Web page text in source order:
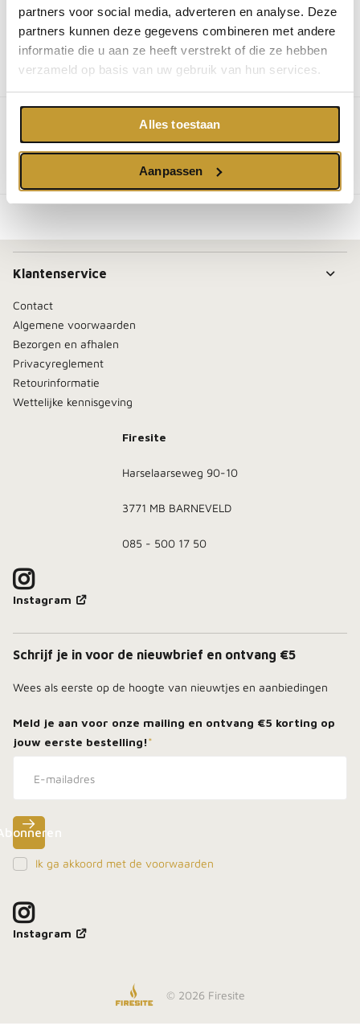
partners voor social media, adverteren en analyse. Deze
partners kunnen deze gegevens combineren met andere
informatie die u aan ze heeft verstrekt of die ze hebben
verzameld op basis van uw gebruik van hun services.
Alles toestaan
Aanpassen
Pin it Messenger Email
Omschrijving
You may also like
Klantenservice
Contact
Algemene voorwaarden
Bezorgen en afhalen
Privacyreglement
Retourinformatie
Wettelijke kennisgeving
Firesite
Harselaarseweg 90-10
3771 MB BARNEVELD
085 - 500 17 50
Instagram
Schrijf je in voor de nieuwbrief en ontvang €5
Wees als eerste op de hoogte van nieuwtjes en aanbiedingen
Meld je aan voor onze mailing en ontvang €5 korting op
jouw eerste bestelling!*
Ik ga akkoord met de voorwaarden
Instagram
© 2026 Firesite
Meld je aan, blijf dicht bij het vuur en ontdek als
eerste onze beste deals in je inbox.